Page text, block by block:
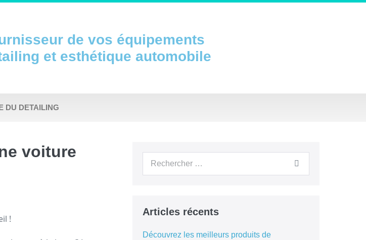
de vos équipements
et esthétique automobile
DU DETAILING
voiture
!
Articles récents
Découvrez les meilleurs produits de